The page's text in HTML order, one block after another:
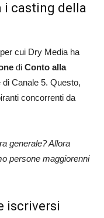
i casting della
cui Dry Media ha
di Conto alla
Canale 5. Questo,
concorrenti da
generale? Allora
persone maggiorenni
iscriversi